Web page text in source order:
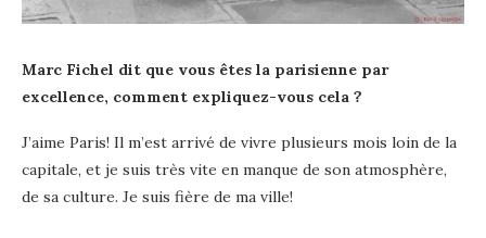
Marc Fichel dit que vous êtes la parisienne par
excellence, comment expliquez-vous cela ?
J’aime Paris! Il m’est arrivé de vivre plusieurs mois loin de la
capitale, et je suis très vite en manque de son atmosphère,
de sa culture. Je suis fière de ma ville!